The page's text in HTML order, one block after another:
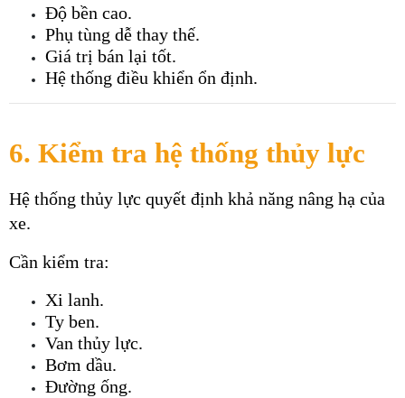
Độ bền cao.
Phụ tùng dễ thay thế.
Giá trị bán lại tốt.
Hệ thống điều khiển ổn định.
6. Kiểm tra hệ thống thủy lực
Hệ thống thủy lực quyết định khả năng nâng hạ của
xe.
Cần kiểm tra:
Xi lanh.
Ty ben.
Van thủy lực.
Bơm dầu.
Đường ống.